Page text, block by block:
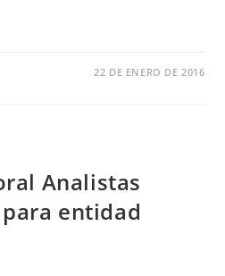
22 DE ENERO DE 2016
Analistas
para entidad